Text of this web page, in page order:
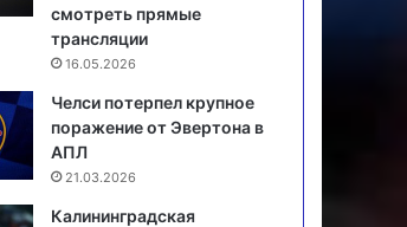
смотреть прямые
трансляции
16.05.2026
Челси потерпел крупное
поражение от Эвертона в
АПЛ
21.03.2026
Калининградская